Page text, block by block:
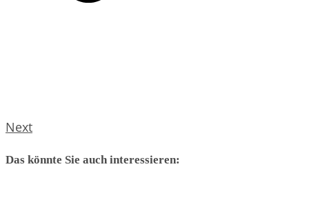
Next
Das könnte Sie auch interessieren: